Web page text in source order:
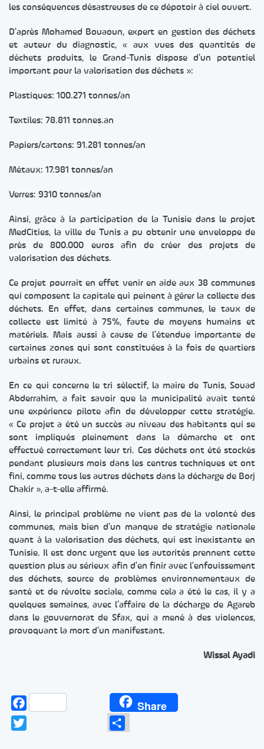
les conséquences désastreuses de ce dépotoir à ciel ouvert.
D’après Mohamed Bouaoun, expert en gestion des déchets
et auteur du diagnostic, « aux vues des quantités de
déchets produits, le Grand-Tunis dispose d’un potentiel
important pour la valorisation des déchets »:
Plastiques: 100.271 tonnes/an
Textiles: 78.811 tonnes.an
Papiers/cartons: 91.281 tonnes/an
Métaux: 17.981 tonnes/an
Verres: 9310 tonnes/an
Ainsi, grâce à la participation de la Tunisie dans le projet
MedCities, la ville de Tunis a pu obtenir une enveloppe de
près de 800.000 euros afin de créer des projets de
valorisation des déchets.
Ce projet pourrait en effet venir en aide aux 38 communes
qui composent la capitale qui peinent à gérer la collecte des
déchets. En effet, dans certaines communes, le taux de
collecte est limité à 75%, faute de moyens humains et
matériels. Mais aussi à cause de l’étendue importante de
certaines zones qui sont constituées à la fois de quartiers
urbains et ruraux.
En ce qui concerne le tri sélectif, la maire de Tunis, Souad
Abderrahim, a fait savoir que la municipalité avait tenté
une expérience pilote afin de développer cette stratégie.
« Ce projet a été un succès au niveau des habitants qui se
sont impliqués pleinement dans la démarche et ont
effectué correctement leur tri. Ces déchets ont été stockés
pendant plusieurs mois dans les centres techniques et ont
fini, comme tous les autres déchets dans la décharge de Borj
Chakir », a-t-elle affirmé.
Ainsi, le principal problème ne vient pas de la volonté des
communes, mais bien d’un manque de stratégie nationale
quant à la valorisation des déchets, qui est inexistante en
Tunisie. Il est donc urgent que les autorités prennent cette
question plus au sérieux afin d’en finir avec l’enfouissement
des déchets, source de problèmes environnementaux de
santé et de révolte sociale, comme cela a été le cas, il y a
quelques semaines, avec l’affaire de la décharge de Agareb
dans le gouvernorat de Sfax, qui a mené à des violences,
provoquant la mort d’un manifestant.
Wissal Ayadi
Facebook Share